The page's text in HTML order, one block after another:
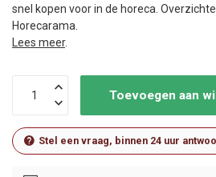
snel kopen voor in de horeca.
Horecarama.
Lees meer.
Toevoegen aan
Stel een vraag, binnen 24 uur